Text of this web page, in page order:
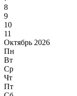
8
9
10
11
Октябрь 2026
Пн
Вт
Ср
Чт
Пт